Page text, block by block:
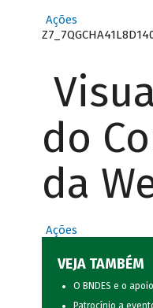
Ações
do
da
Ações
VEJA TAMBÉM
O BNDES e o